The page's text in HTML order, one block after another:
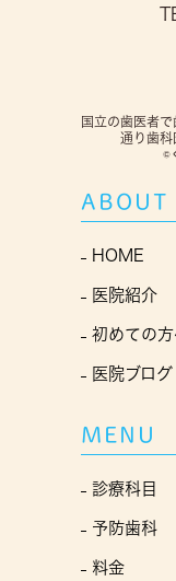
国立の歯医者
通り歯科
©
ABOUT
HOME
医院紹介
初めての方
医院ブログ
MENU
診療科目
予防歯科
料金